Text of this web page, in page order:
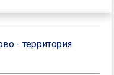
- территория